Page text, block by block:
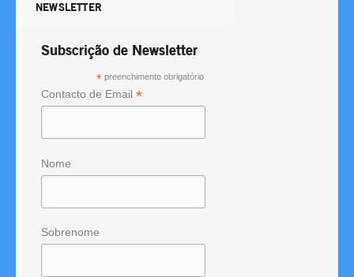
NEWSLETTER
Subscrição de Newsletter
* preenchimento obrigatório
Contacto de Email *
Nome
Sobrenome